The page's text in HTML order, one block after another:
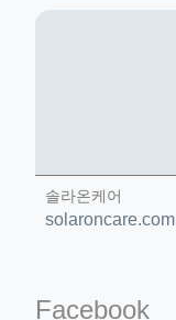
솔라온케어
solaroncare.com
Facebook